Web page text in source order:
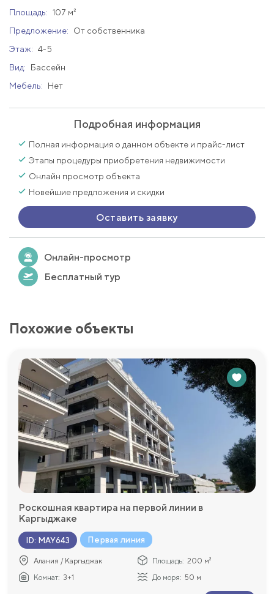
Площадь: 107 м²
Предложение:
От собственника
Этаж: 4-5
Вид:
Бассейн
Мебель:
Нет
Подробная информация
Полная информация о данном объекте и прайс-лист
Этапы процедуры приобретения недвижимости
Онлайн просмотр объекта
Новейшие предложения и скидки
Оставить заявку
Онлайн-просмотр
Бесплатный тур
Похожие объекты
Роскошная квартира на первой линии в
Каргыджаке
ID: MAY643 Первая линия
Алания / Каргыджак Площадь: 200 м²
Комнат: 3+1 До моря: 50 м